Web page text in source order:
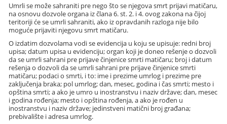
Umrli se može sahraniti pre nego što se njegova smrt prijavi matičaru,
na osnovu dozvole organa iz člana 6. st. 2. i 4. ovog zakona na čijoj
teritoriji će se umrli sahraniti, ako iz opravdanih razloga nije bilo
moguće prijaviti njegovu smrt matičaru.
O izdatim dozvolama vodi se evidencija u koju se upisuje: redni broj
upisa; datum upisa u evidenciju; organ koji je doneo rešenje o dozvoli
da se umrli sahrani pre prijave činjenice smrti matičaru; broj i datum
rešenja o dozvoli da se umrli sahrani pre prijave činjenice smrti
matičaru; podaci o smrti, i to: ime i prezime umrlog i prezime pre
zaključenja braka; pol umrlog; dan, mesec, godina i čas smrti; mesto i
opština smrti; a ako je umro u inostranstvu i naziv države; dan, mesec
i godina rođenja; mesto i opština rođenja, a ako je rođen u
inostranstvu i naziv države; jedinstveni matični broj građana;
prebivalište i adresa umrlog.